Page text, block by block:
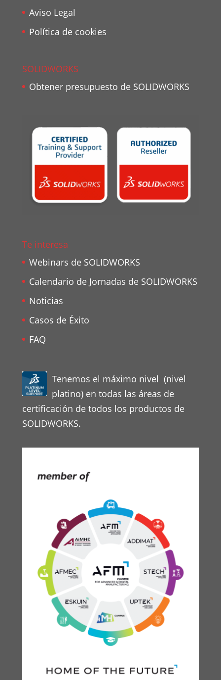
Aviso Legal
Política de cookies
SOLIDWORKS
Obtener presupuesto de SOLIDWORKS
Te interesa
Webinars de SOLIDWORKS
Calendario de Jornadas de SOLIDWORKS
Noticias
Casos de Éxito
FAQ
Tenemos el máximo nivel (nivel
platino) en todas las áreas de
certificación de todos los productos de
SOLIDWORKS.